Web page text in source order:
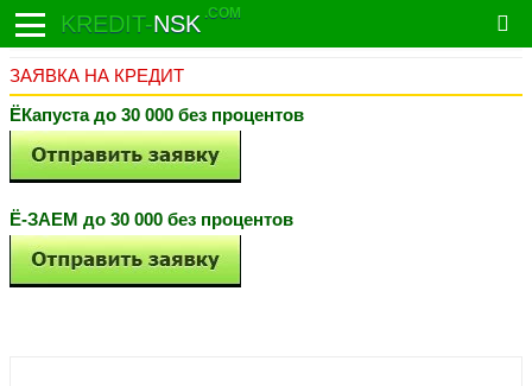
KREDIT-NSK .COM
ЗАЯВКА НА КРЕДИТ
ЁКапуста до 30 000 без процентов
Ё-ЗАЕМ до 30 000 без процентов